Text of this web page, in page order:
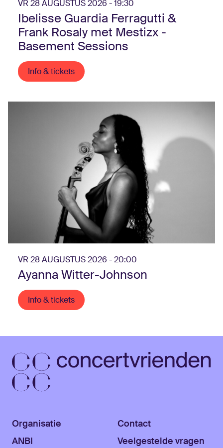
VR 28 AUGUSTUS 2026 - 19:30
Ibelisse Guardia Ferragutti &
Frank Rosaly met Mestizx -
Basement Sessions
Info & tickets
VR 28 AUGUSTUS 2026 - 20:00
Ayanna Witter-Johnson
Info & tickets
Organisatie
ANBI
Contact
Veelgestelde vragen